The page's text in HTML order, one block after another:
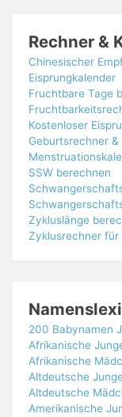
Rechner &
Chinesischer
Eisprungkalender
Fruchtbare Tage
Kostenloser
Geburtsrechner
SSW berechnen
Zykluslänge
Zyklusrechner
200 Babynamen
Afrikanische
Afrikanische
Altdeutsche
Altdeutsche
Amerikanische